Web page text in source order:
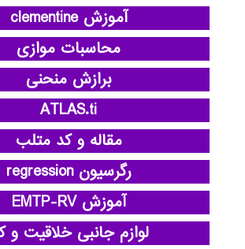
آموزش clementine
محاسبات موازی
برازش منحنی
ATLAS.ti
مقاله و کد متلب
رگرسیون regression
آموزش EMTP-RV
لوازم جانبی خلاقیت و